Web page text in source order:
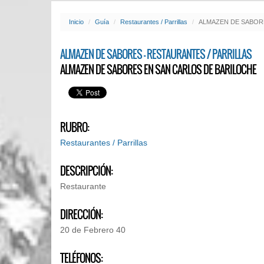
Inicio Guía Restaurantes / Parrillas ALMAZEN DE
ALMAZEN DE SABORES - RESTAURANTES / PARRILLAS
ALMAZEN DE SABORES EN SAN CARLOS DE BARILOCHE
RUBRO:
Restaurantes / Parrillas
DESCRIPCIÓN:
Restaurante
DIRECCIÓN:
20 de Febrero 40
TELÉFONOS: